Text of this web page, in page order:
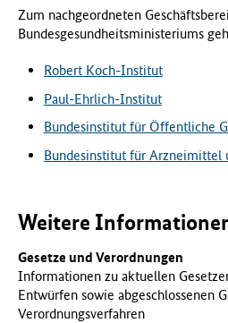
Zum nachgeordneten
Bundesgesundheitsministeriums
Robert Koch-Institut
Paul-Ehrlich-Institut
Bundesinstitut für Öffentliche
Bundesinstitut für Arzneimittel
Weitere
Gesetze und Verordnungen
Informationen zu aktuellen
Entwürfen sowie abgeschlossenen
Verordnungsverfahren